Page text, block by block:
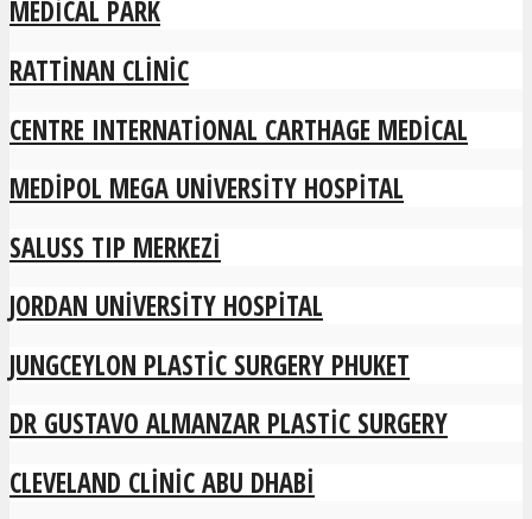
MEDICAL PARK
RATTINAN CLINIC
CENTRE INTERNATIONAL CARTHAGE MEDICAL
MEDIPOL MEGA UNIVERSITY HOSPITAL
SALUSS TIP MERKEZI
JORDAN UNIVERSITY HOSPITAL
JUNGCEYLON PLASTIC SURGERY PHUKET
DR GUSTAVO ALMANZAR PLASTIC SURGERY
CLEVELAND CLINIC ABU DHABI